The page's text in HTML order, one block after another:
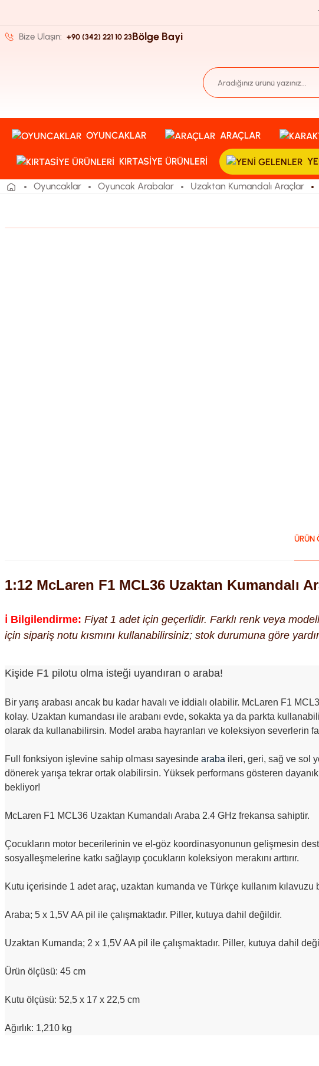
Bize Ulaşın: +90 (342) 221 10 23Bölge Bayi
OYUNCAKLAR ARAÇLAR
KIRTASIYE ÜRÜNLERI
Oyuncaklar Oyuncak Arabalar Uzaktan Kumandalı Araçlar
ÜRÜN
1:12 McLaren F1 MCL36 Uzaktan Kumandalı
ℹ️ Bilgilendirme: Fiyat 1 adet için geçerlidir. Farklı renk veya
için sipariş notu kısmını kullanabilirsiniz; stok durumuna göre
Kişide F1 pilotu olma isteği uyandıran o araba!
Bir yarış arabası ancak bu kadar havalı ve iddialı olabilir. McLaren F1
kolay. Uzaktan kumandası ile arabanı evde, sokakta ya da parkta
olarak da kullanabilirsin. Model araba hayranları ve koleksiyon severlerin
Full fonksiyon işlevine sahip olması sayesinde araba ileri, geri, sağ ve sol
dönerek yarışa tekrar ortak olabilirsin. Yüksek performans gösteren
bekliyor!
McLaren F1 MCL36 Uzaktan Kumandalı Araba 2.4 GHz frekansa sahiptir.
Çocukların motor becerilerinin ve el-göz koordinasyonunun gelişmesin
sosyalleşmelerine katkı sağlayıp çocukların koleksiyon merakını arttırır.
Kutu içerisinde 1 adet araç, uzaktan kumanda ve Türkçe kullanım kılavuzu
Araba; 5 x 1,5V AA pil ile çalışmaktadır. Piller, kutuya dahil değildir.
Uzaktan Kumanda; 2 x 1,5V AA pil ile çalışmaktadır. Piller, kutuya dahil
Ürün ölçüsü: 45 cm
Kutu ölçüsü: 52,5 x 17 x 22,5 cm
Ağırlık: 1,210 kg